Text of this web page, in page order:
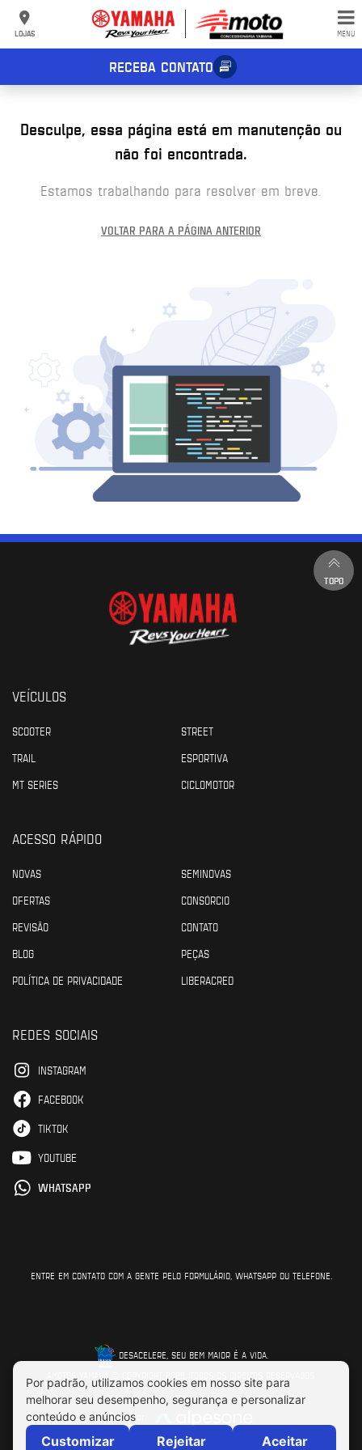
LOJAS MENU
RECEBA CONTATO
Desculpe, essa página está em manutenção ou
não foi encontrada.
Estamos trabalhando para resolver em breve.
VOLTAR PARA A PÁGINA ANTERIOR
TOPO
VEÍCULOS
SCOOTER
STREET
TRAIL
ESPORTIVA
MT SERIES
CICLOMOTOR
ACESSO RÁPIDO
NOVAS
SEMINOVAS
OFERTAS
CONSÓRCIO
REVISÃO
CONTATO
BLOG
PEÇAS
POLÍTICA DE PRIVACIDADE
LIBERACRED
REDES SOCIAIS
INSTAGRAM
FACEBOOK
TIKTOK
YOUTUBE
WHATSAPP
ENTRE EM CONTATO COM A GENTE PELO FORMULÁRIO, WHATSAPP OU TELEFONE.
DESACELERE, SEU BEM MAIOR É A VIDA.
Feito por: